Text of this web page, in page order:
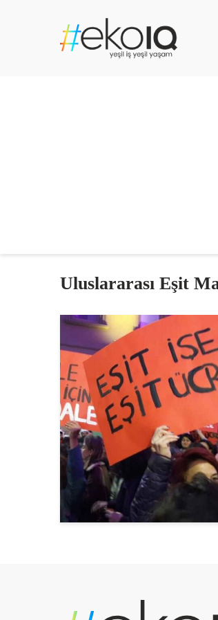
Uluslararası Eşit